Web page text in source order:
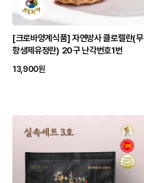
[크로바양계식품] 자연방사 클로렐란(무
항생제유정란) 20구 난각번호1번
13,900원